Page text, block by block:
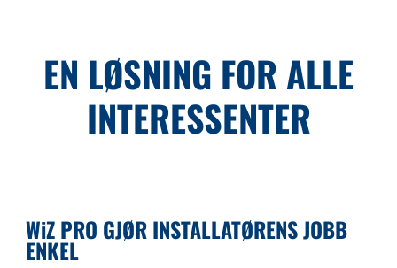
EN LØSNING FOR ALLE
INTERESSENTER
WiZ PRO GJØR INSTALLATØRENS JOBB
ENKEL